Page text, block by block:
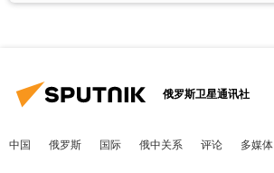
俄罗斯卫星通讯社
中国 俄罗斯 国际 俄中关系 评论 多媒体